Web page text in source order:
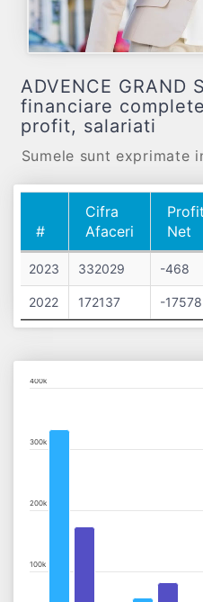
ADVENCE GRAND
financiare
profit, salariati
Sumele sunt exprimate
#
Cifra
Afaceri
Profit
Net
#
Cifra
Afaceri
Profit
Net
2023 332029 -468
2022 172137 -17578
Chart
View as data table, Chart
100k
200k
300k
400k